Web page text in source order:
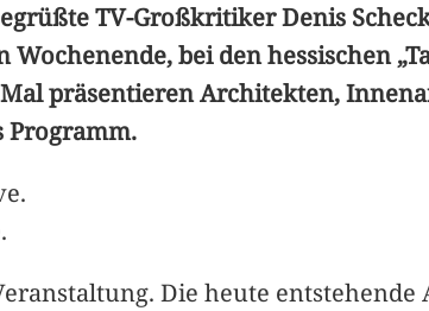
TV-Großkritiker Denis
bei den hessischen
präsentieren Architekten,
Programm.
Die heute